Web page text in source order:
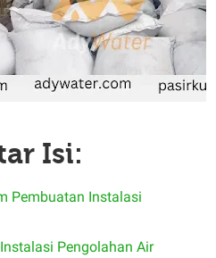
Isi:
Pembuatan Instalasi
Pengolahan Air